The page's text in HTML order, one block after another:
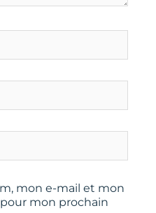
mon e-mail et mon
mon prochain